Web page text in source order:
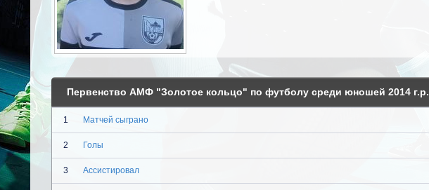
Первенство АМФ "Золотое кольцо" по футболу среди юношей 2014 г.р.
1 Матчей сыграно
2 Голы
3 Ассистировал